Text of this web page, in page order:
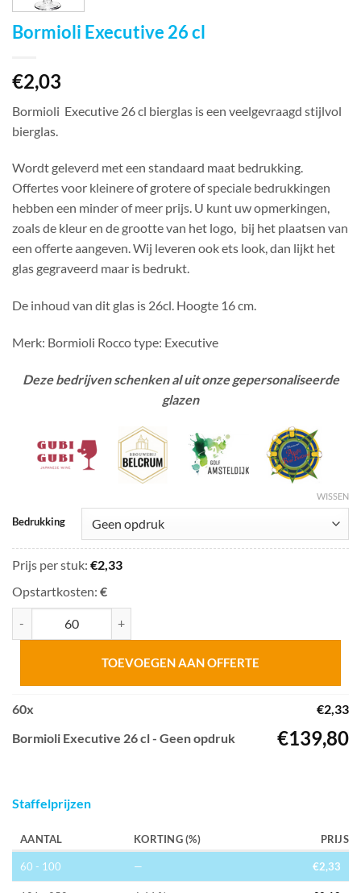
Bormioli Executive 26 cl
€2,03
Bormioli Executive 26 cl bierglas is een veelgevraagd stijlvol
bierglas.
Wordt geleverd met een standaard maat bedrukking.
Offertes voor kleinere of grotere of speciale bedrukkingen
hebben een minder of meer prijs. U kunt uw opmerkingen,
zoals de kleur en de grootte van het logo, bij het plaatsen van
een offerte aangeven. Wij leveren ook ets look, dan lijkt het
glas gegraveerd maar is bedrukt.
De inhoud van dit glas is 26cl. Hoogte 16 cm.
Merk: Bormioli Rocco type: Executive
Deze bedrijven schenken al uit onze gepersonaliseerde
glazen
Bedrukking
WISSEN
Prijs per stuk: €2,33
Opstartkosten: €
TOEVOEGEN AAN OFFERTE
60x €2,33
Bormioli Executive 26 cl - Geen opdruk
€139,80
Staffelprijzen
AANTAL KORTING (%) PRIJS
60 - 100 — €2,33